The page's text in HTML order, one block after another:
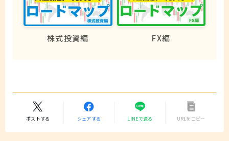
株式投資編 FX編
ポストする シェアする LINEで送る URLをコピー